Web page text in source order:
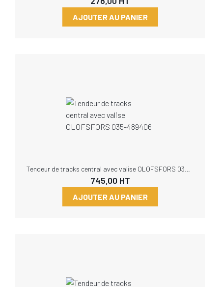
AJOUTER AU PANIER
745,00HT
AJOUTER AU PANIER